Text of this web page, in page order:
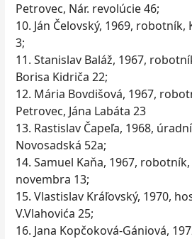
Petrovec, Nár. revolúcie 46;
10. Ján Čelovský, 1969,
3;
11. Stanislav Baláž, 1967,
Borisa Kidriča 22;
12. Mária Bovdišová, 1967,
Petrovec, Jána Labáta 23
13. Rastislav Čapeľa, 1968,
Novosadská 52a;
14. Samuel Kaňa, 1967,
novembra 13;
15. Vlastislav Kráľovský, 1970,
V.Vlahovića 25;
16. Jana Kopčoková-Gániová,